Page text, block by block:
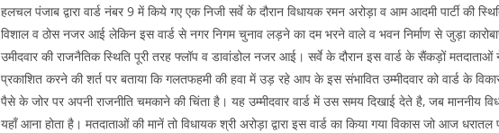
हलचल पंजाब द्वारा वार्ड नंबर 9 में किये गए एक निजी सर्वे के दौरान विधायक रमन अरोड़ा व आम आदमी पार्टी की
विशाल व ठोस नजर आई लेकिन इस वार्ड से नगर निगम चुनाव लड़ने का दम भरने वाले व भवन निर्माण से जुड़ा
उमीदवार की राजनैतिक स्थिति पूरी तरह फ्लॉप व डावांडोल नजर आई। सर्वे के दौरान इस वार्ड के सैंकड़ों
प्रकाशित करने की शर्त पर बताया कि गलतफहमी की हवा में उड़ रहे आप के इस संभावित उम्मीदवार को वार्ड के
पैसे के जोर पर अपनी राजनीति चमकाने की चिंता है। यह उम्मीदवार वार्ड में उस समय दिखाई देते है, जब माननीय
यहाँ आना होता है। मतदाताओं की मानें तो विधायक श्री अरोड़ा द्वारा इस वार्ड का किया गया विकास जो आज